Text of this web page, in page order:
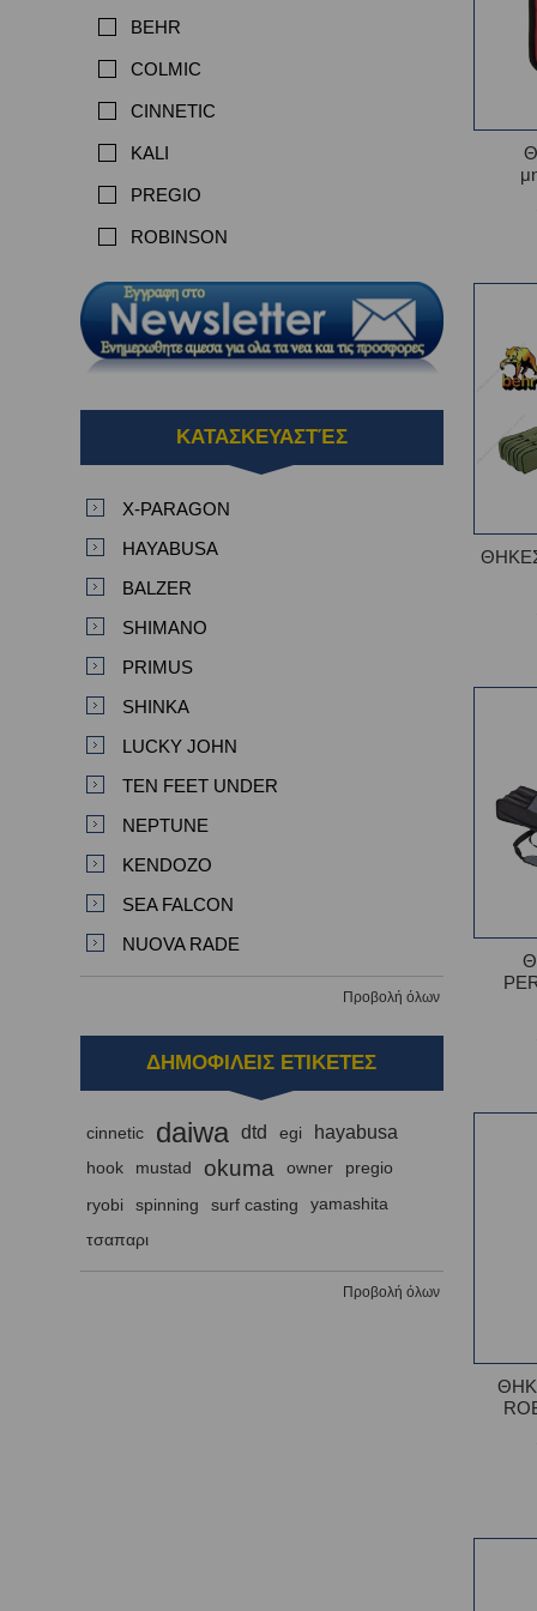
BEHR
COLMIC
CINNETIC
KALI
PREGIO
ROBINSON
ΚΑΤΑΣΚΕΥΑΣΤΈΣ
X-PARAGON
HAYABUSA
BALZER
SHIMANO
PRIMUS
SHINKA
LUCKY JOHN
TEN FEET UNDER
NEPTUNE
KENDOZO
SEA FALCON
NUOVA RADE
Προβολή όλων
ΔΗΜΟΦΙΛΕΙΣ ΕΤΙΚΕΤΕΣ
cinnetic daiwa dtd egi hayabusa
hook mustad okuma owner pregio
ryobi spinning surf casting
yamashita
τσαπαρι
Προβολή όλων